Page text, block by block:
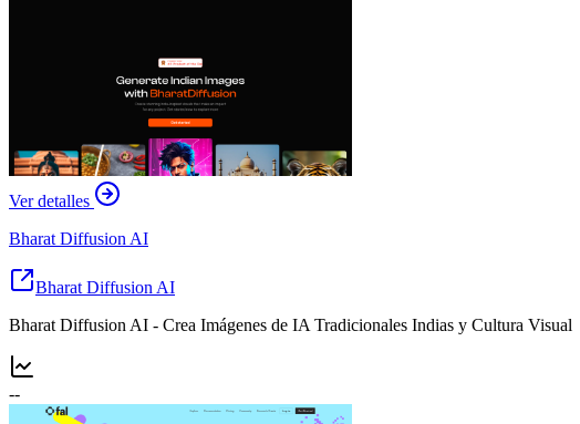
Ver detalles
Bharat Diffusion AI
Bharat Diffusion AI
Bharat Diffusion AI - Crea Imágenes de IA Tradicionales Indias y Cultura Visual
--